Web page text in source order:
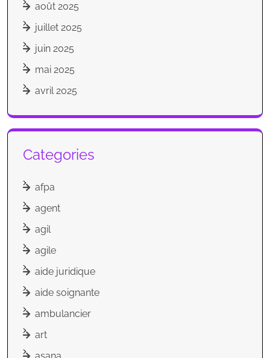
août 2025
juillet 2025
juin 2025
mai 2025
avril 2025
Categories
afpa
agent
agil
agile
aide juridique
aide soignante
ambulancier
art